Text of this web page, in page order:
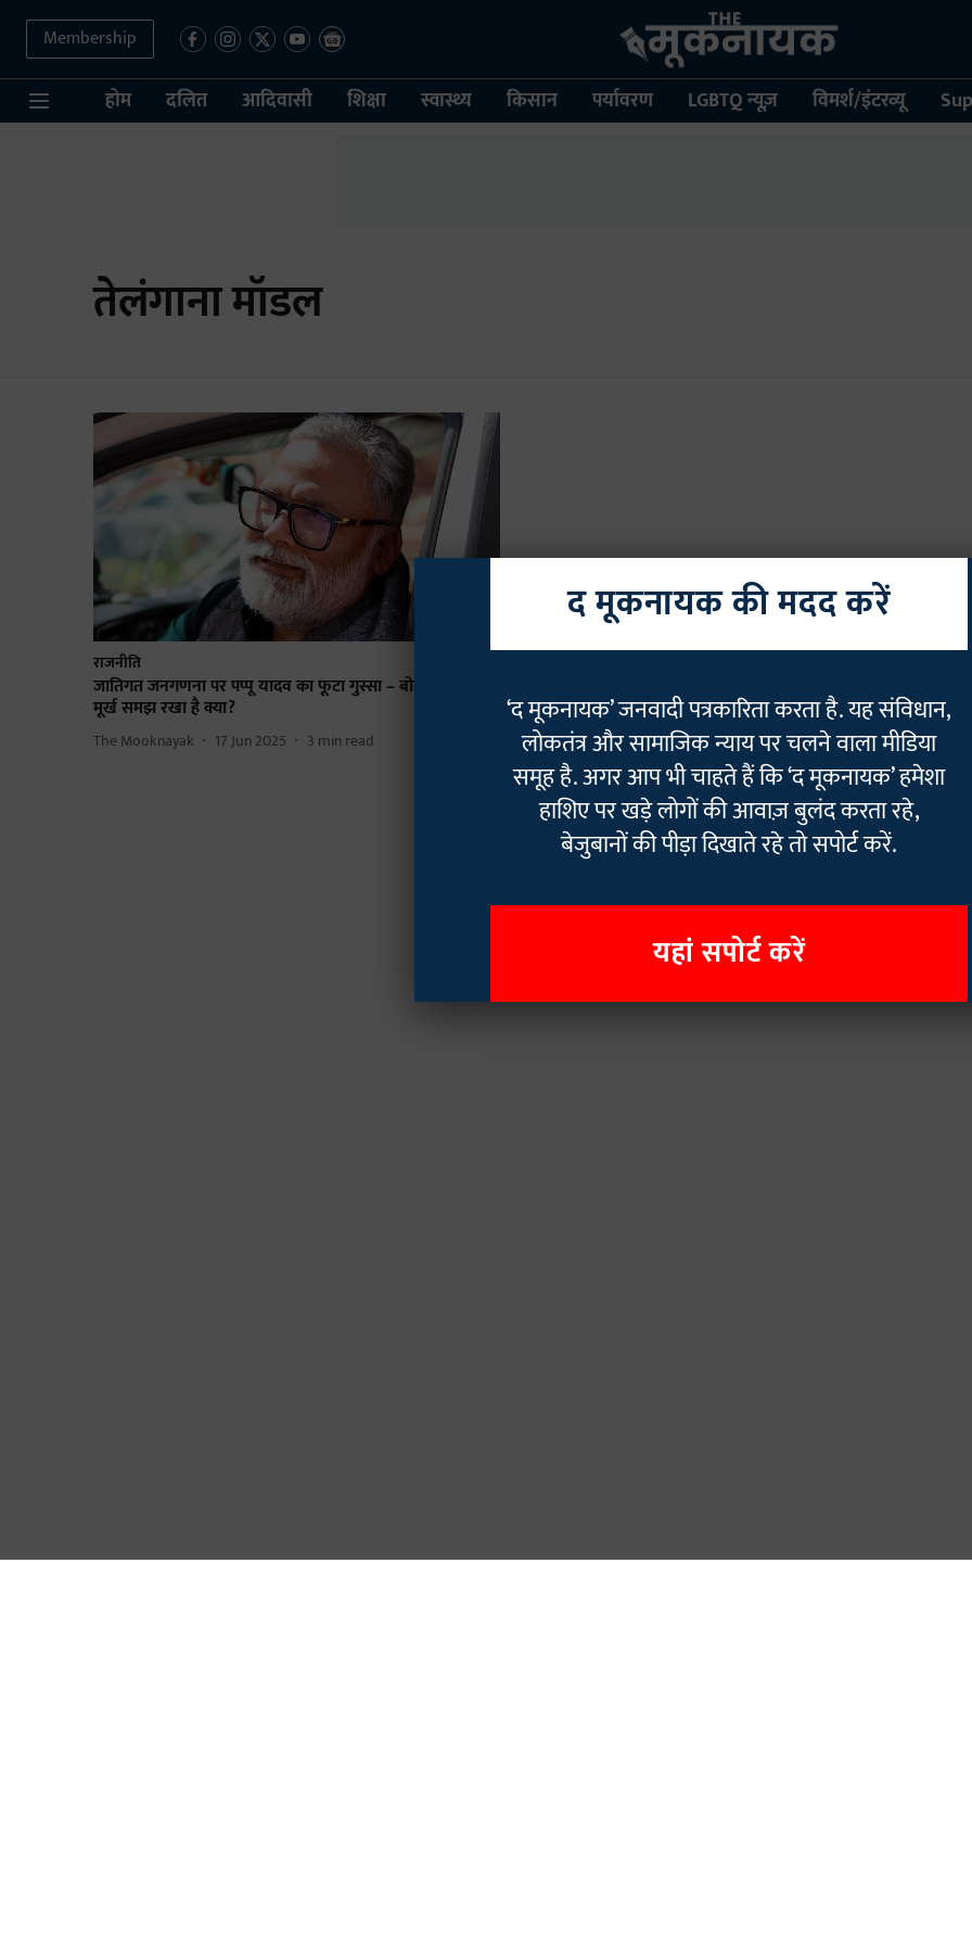
Membership
होम दलित आदिवासी शिक्षा स्वास्थ्य किसान पर्यावरण LGBTQ न्यूज़ विमर्श/इंटरव्यू
तेलंगाना मॉडल
राजनीति
जातिगत जनगणना पर पप्पू यादव का फूटा गुस्सा – बोले, जनता को
मूर्ख समझ रखा है क्या?
The Mooknayak 17 Jun 2025 3 min read
द मूकनायक की मदद करें
‘द मूकनायक’ जनवादी पत्रकारिता करता है. यह संविधान,
लोकतंत्र और सामाजिक न्याय पर चलने वाला मीडिया
समूह है. अगर आप भी चाहते हैं कि ‘द मूकनायक’ हमेशा
हाशिए पर खड़े लोगों की आवाज़ बुलंद करता रहे,
बेजुबानों की पीड़ा दिखाते रहे तो सपोर्ट करें.
यहां सपोर्ट करें